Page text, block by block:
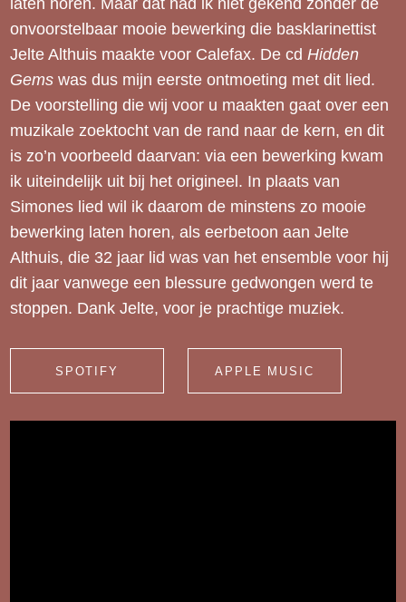
laten horen. Maar dat had ik niet gekend zonder de
onvoorstelbaar mooie bewerking die basklarinettist
Jelte Althuis maakte voor Calefax. De cd Hidden
Gems was dus mijn eerste ontmoeting met dit lied.
De voorstelling die wij voor u maakten gaat over een
muzikale zoektocht van de rand naar de kern, en dit
is zo’n voorbeeld daarvan: via een bewerking kwam
ik uiteindelijk uit bij het origineel. In plaats van
Simones lied wil ik daarom de minstens zo mooie
bewerking laten horen, als eerbetoon aan Jelte
Althuis, die 32 jaar lid was van het ensemble voor hij
dit jaar vanwege een blessure gedwongen werd te
stoppen. Dank Jelte, voor je prachtige muziek.
SPOTIFY APPLE MUSIC